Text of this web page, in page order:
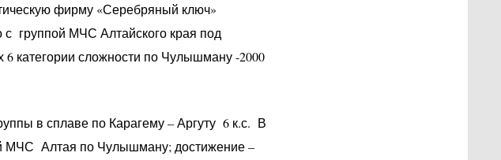
фирму «Серебряный ключ»
группой МЧС Алтайского края под
категории сложности по Чулышману -2000
в сплаве по Карагему – Аргуту 6 к.с. В
МЧС Алтая по Чулышману; достижение –